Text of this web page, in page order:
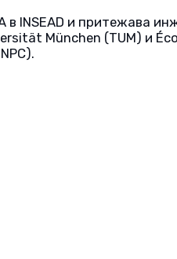
в INSEAD и притежава
München (TUM) и